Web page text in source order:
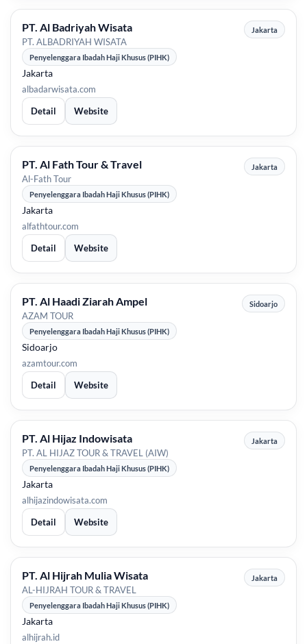
PT. Al Badriyah Wisata
PT. ALBADRIYAH WISATA
Jakarta
Penyelenggara Ibadah Haji Khusus (PIHK)
Jakarta
albadarwisata.com
Detail
Website
PT. Al Fath Tour & Travel
Al-Fath Tour
Jakarta
Penyelenggara Ibadah Haji Khusus (PIHK)
Jakarta
alfathtour.com
Detail
Website
PT. Al Haadi Ziarah Ampel
AZAM TOUR
Sidoarjo
Penyelenggara Ibadah Haji Khusus (PIHK)
Sidoarjo
azamtour.com
Detail
Website
PT. Al Hijaz Indowisata
PT. AL HIJAZ TOUR & TRAVEL (AIW)
Jakarta
Penyelenggara Ibadah Haji Khusus (PIHK)
Jakarta
alhijazindowisata.com
Detail
Website
PT. Al Hijrah Mulia Wisata
AL-HIJRAH TOUR & TRAVEL
Jakarta
Penyelenggara Ibadah Haji Khusus (PIHK)
Jakarta
alhijrah.id